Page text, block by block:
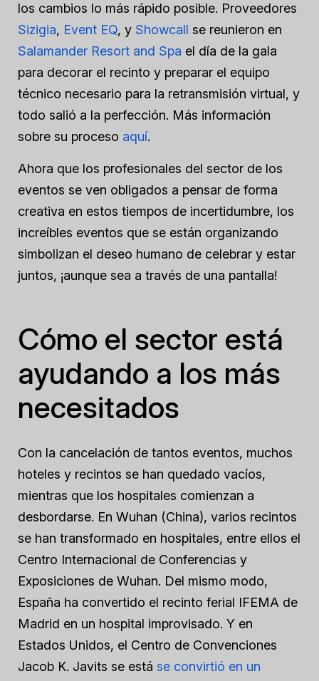
los cambios lo más rápido posible. Proveedores
Sizigia, Event EQ, y Showcall se reunieron en
Salamander Resort and Spa el día de la gala
para decorar el recinto y preparar el equipo
técnico necesario para la retransmisión virtual, y
todo salió a la perfección. Más información
sobre su proceso aquí.
Ahora que los profesionales del sector de los
eventos se ven obligados a pensar de forma
creativa en estos tiempos de incertidumbre, los
increíbles eventos que se están organizando
simbolizan el deseo humano de celebrar y estar
juntos, ¡aunque sea a través de una pantalla!
Cómo el sector está
ayudando a los más
necesitados
Con la cancelación de tantos eventos, muchos
hoteles y recintos se han quedado vacíos,
mientras que los hospitales comienzan a
desbordarse. En Wuhan (China), varios recintos
se han transformado en hospitales, entre ellos el
Centro Internacional de Conferencias y
Exposiciones de Wuhan. Del mismo modo,
España ha convertido el recinto ferial IFEMA de
Madrid en un hospital improvisado. Y en
Estados Unidos, el Centro de Convenciones
Jacob K. Javits se está se convirtió en un